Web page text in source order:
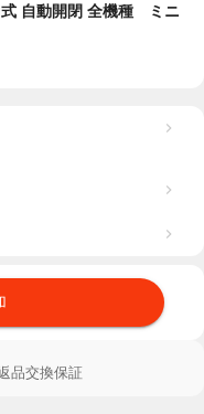
式 自動開閉 全機種 ミニ
品交換保証